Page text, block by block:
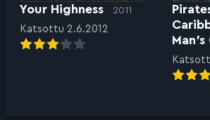
Your Highness 2011
Katsottu 2.6.2012